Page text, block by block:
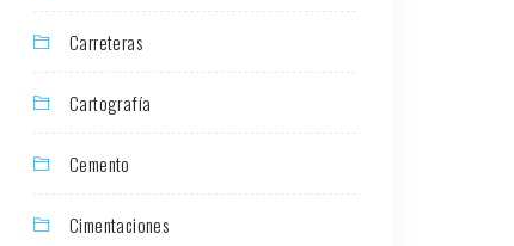
Carreteras
Cartografía
Cemento
Cimentaciones